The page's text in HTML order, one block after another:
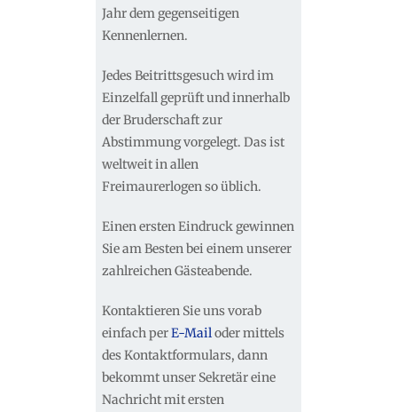
Jahr dem gegenseitigen
Kennenlernen.
Jedes Beitrittsgesuch wird im
Einzelfall geprüft und innerhalb
der Bruderschaft zur
Abstimmung vorgelegt. Das ist
weltweit in allen
Freimaurerlogen so üblich.
Einen ersten Eindruck gewinnen
Sie am Besten bei einem unserer
zahlreichen Gästeabende.
Kontaktieren Sie uns vorab
einfach perE-Mailoder mittels
des Kontaktformulars, dann
bekommt unser Sekretär eine
Nachricht mit ersten